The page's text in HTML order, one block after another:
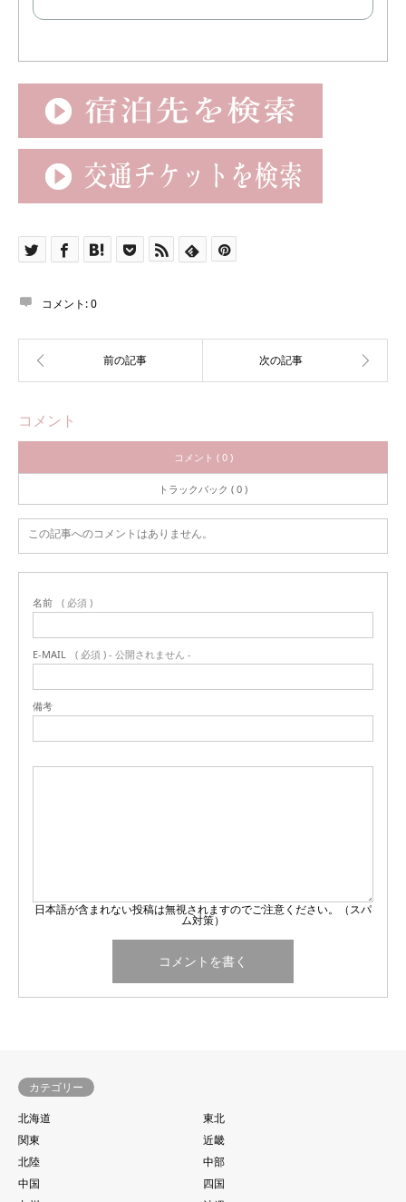
コメント:0
コメント
コメント ( 0 )
トラックバック ( 0 )
この記事へのコメントはありません。
名前 ( 必須 )
E-MAIL ( 必須 ) - 公開されません -
備考
日本語が含まれない投稿は無視されますのでご注意ください。（スパ
ム対策）
カテゴリー
北海道
東北
関東
近畿
北陸
中部
中国
四国